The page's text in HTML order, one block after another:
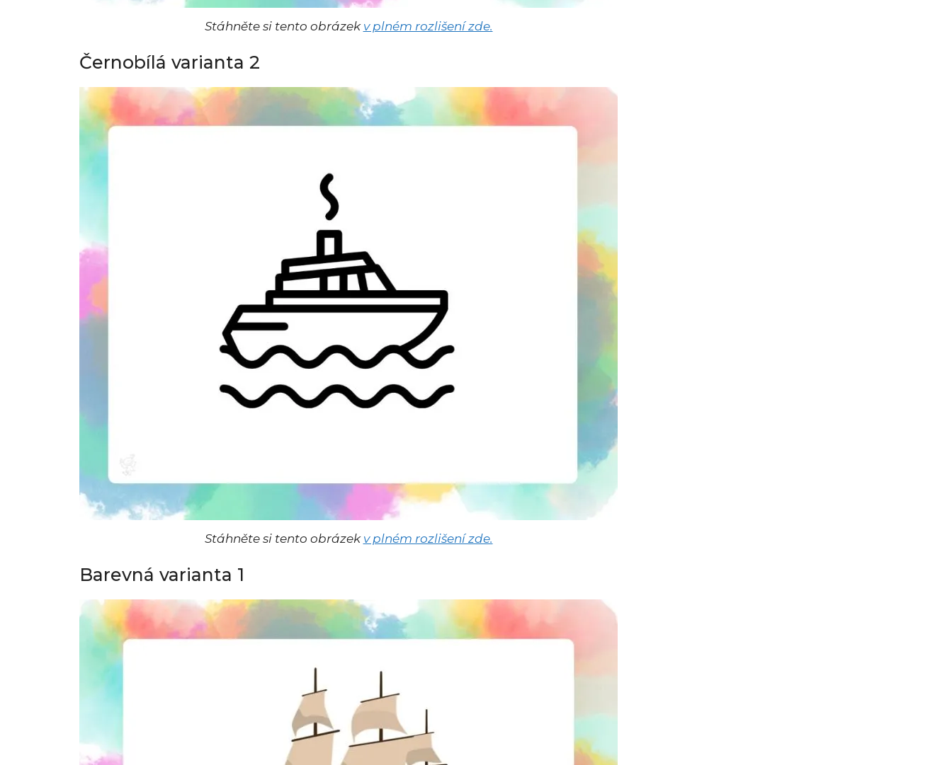
Stáhněte si tento obrázek v plném rozlišení zde.
Černobílá varianta 2
Stáhněte si tento obrázek v plném rozlišení zde.
Barevná varianta 1